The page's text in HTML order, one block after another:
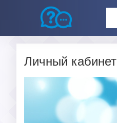
Личный кабинет